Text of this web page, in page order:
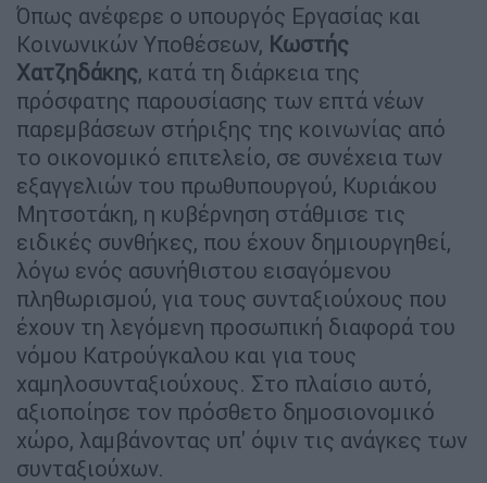
Όπως ανέφερε ο υπουργός Εργασίας και
Κοινωνικών Υποθέσεων, Κωστής
Χατζηδάκης, κατά τη διάρκεια της
πρόσφατης παρουσίασης των επτά νέων
παρεμβάσεων στήριξης της κοινωνίας από
το οικονομικό επιτελείο, σε συνέχεια των
εξαγγελιών του πρωθυπουργού, Κυριάκου
Μητσοτάκη, η κυβέρνηση στάθμισε τις
ειδικές συνθήκες, που έχουν δημιουργηθεί,
λόγω ενός ασυνήθιστου εισαγόμενου
πληθωρισμού, για τους συνταξιούχους που
έχουν τη λεγόμενη προσωπική διαφορά του
νόμου Κατρούγκαλου και για τους
χαμηλοσυνταξιούχους. Στο πλαίσιο αυτό,
αξιοποίησε τον πρόσθετο δημοσιονομικό
χώρο, λαμβάνοντας υπ' όψιν τις ανάγκες των
συνταξιούχων.